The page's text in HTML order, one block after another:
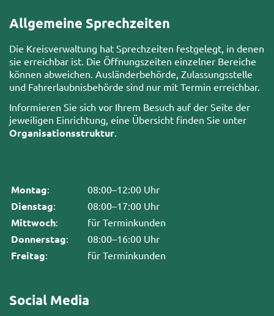
Allgemeine Sprechzeiten
Die Kreisverwaltung hat Sprechzeiten festgelegt, in denen
sie erreichbar ist. Die Öffnungszeiten einzelner Bereiche
können abweichen. Ausländerbehörde, Zulassungsstelle
und Fahrerlaubnisbehörde sind nur mit Termin erreichbar.
Informieren Sie sich vor Ihrem Besuch auf der Seite der
jeweiligen Einrichtung, eine Übersicht finden Sie unter
Organisationsstruktur
Montag: 08:00–12:00 Uhr
Dienstag: 08:00–17:00 Uhr
Mittwoch: für Terminkunden
Donnerstag: 08:00–16:00 Uhr
Freitag: für Terminkunden
Social Media